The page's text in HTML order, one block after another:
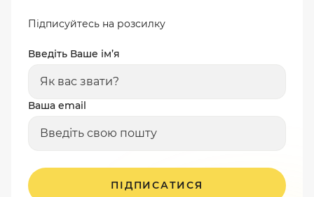
Підписуйтесь на розсилку
Введіть Ваше ім’я
Ваша email
ПІДПИСАТИСЯ